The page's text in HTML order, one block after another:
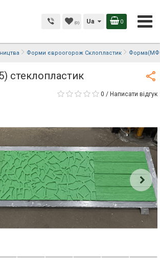
(0) Ua 0
Форми євроогорож Склопластик
стеклопластик
0 / Написати відгук